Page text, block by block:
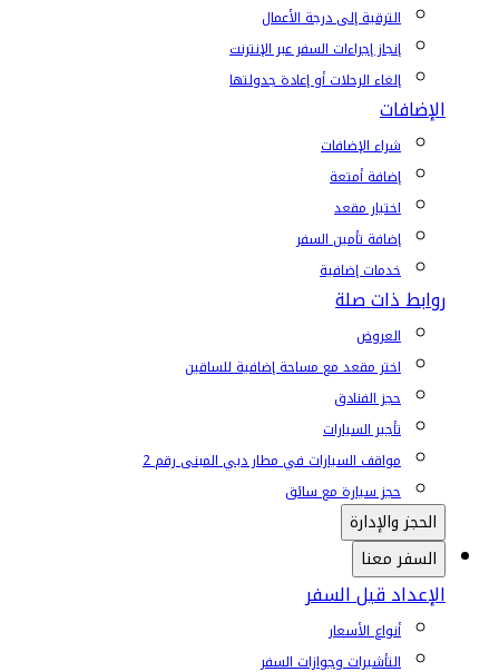
الترقية إلى درجة الأعمال
إنجاز إجراءات السفر عبر الإنترنت
إلغاء الرحلات أو إعادة جدولتها
الإضافات
شراء الإضافات
إضافة أمتعة
اختيار مقعد
إضافة تأمين السفر
خدمات إضافية
روابط ذات صلة
العروض
اختر مقعد مع مساحة إضافية للساقين
حجز الفنادق
تأجير السيارات
مواقف السيارات في مطار دبي المبنى رقم 2
حجز سيارة مع سائق
الحجز والإدارة
السفر معنا
الإعداد قبل السفر
أنواع الأسعار
التأشيرات وجوازات السفر